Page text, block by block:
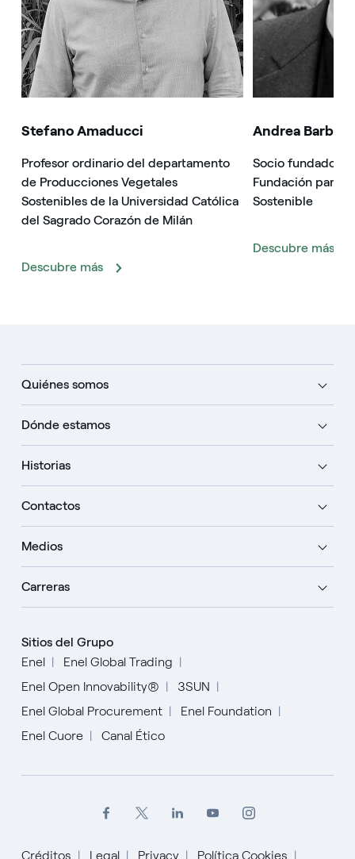
Stefano Amaducci
Profesor ordinario del departamento
de Producciones Vegetales
Sostenibles de la Universidad Católica
del Sagrado Corazón de Milán
Descubre más
Andrea
Socio fundador
Fundación para
Sostenible
Descubre más
Quiénes somos
Dónde estamos
Historias
Contactos
Medios
Carreras
Sitios del Grupo
Enel
Enel Global Trading
Enel Open Innovability®
3SUN
Enel Global Procurement
Enel Foundation
Enel Cuore
Canal Ético
Créditos Legal Privacy Política Cookies